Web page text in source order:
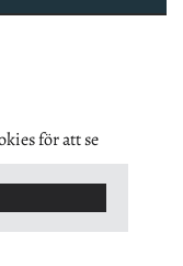
för att se